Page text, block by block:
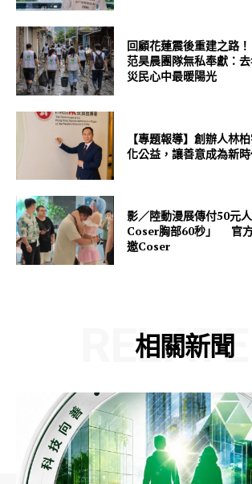
回顧花蓮震後重建之路
范昊晨團隊無私奉獻：
災民心中最暖陽光
【專題報導】創辦人林
化公益，讓善意成為新
影／陸動漫展傳付50元
Coser胸部60秒」 官
邀Coser
相關新聞
RELATED